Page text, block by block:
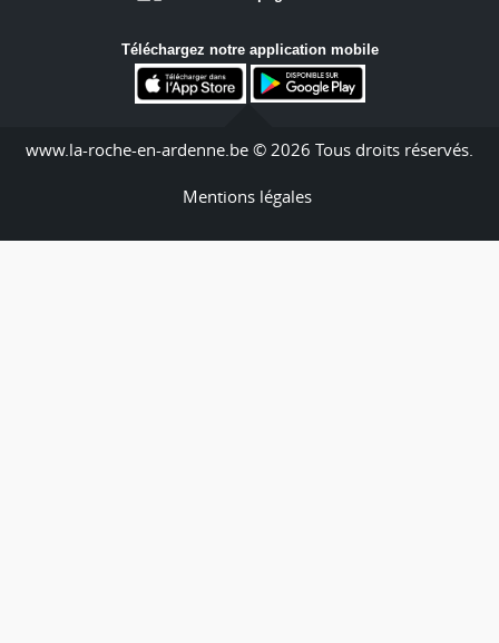
Téléchargez notre application mobile
www.la-roche-en-ardenne.be © 2026 Tous droits réservés.
Mentions légales